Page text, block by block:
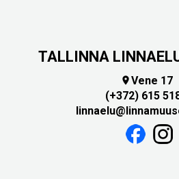
TALLINNA
Vene 17
(+372) 615